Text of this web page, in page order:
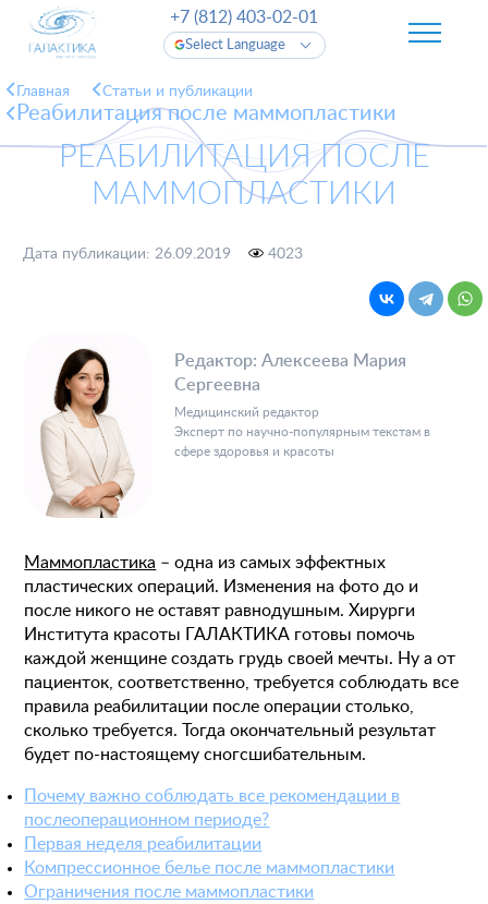
Select Language
+7 (812) 403-02-01
Главная Cтатьи и публикации
Реабилитация после маммопластики
РЕАБИЛИТАЦИЯ ПОСЛЕ
МАММОПЛАСТИКИ
Дата публикации: 26.09.2019 4023
Редактор: Алексеева Мария
Сергеевна
Медицинский редактор
Эксперт по научно-популярным текстам в
сфере здоровья и красоты
Маммопластика – одна из самых эффектных
пластических операций. Изменения на фото до и
после никого не оставят равнодушным. Хирурги
Института красоты ГАЛАКТИКА готовы помочь
каждой женщине создать грудь своей мечты. Ну а от
пациенток, соответственно, требуется соблюдать все
правила реабилитации после операции столько,
сколько требуется. Тогда окончательный результат
будет по-настоящему сногсшибательным.
Почему важно соблюдать все рекомендации в
послеоперационном периоде?
Первая неделя реабилитации
Компрессионное белье после маммопластики
Ограничения после маммопластики